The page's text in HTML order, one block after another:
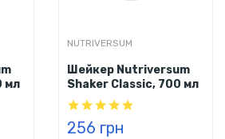
мл
NUTRIVERSUM
Шейкер Nutriversum
Shaker Classic, 700 мл
256 грн